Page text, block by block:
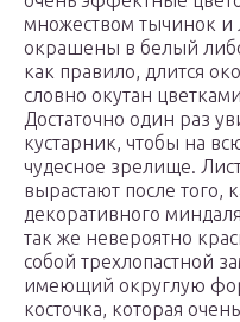
множеством тычинок и
окрашены в белый
как правило, длится
словно окутан
Достаточно один раз
кустарник, чтобы на
чудесное зрелище.
вырастают после того,
декоративного
так же невероятно
собой трехлопастной
имеющий округлую
косточка, которая